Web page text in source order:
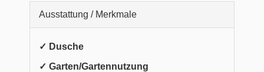
Ausstattung / Merkmale
✓ Dusche
✓ Garten/Gartennutzung